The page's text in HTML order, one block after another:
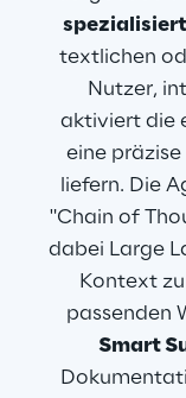
textlichen
Nutzer,
aktiviert die
eine
liefern. Die
"Chain of
dabei Large
Kontext
passenden
Smart